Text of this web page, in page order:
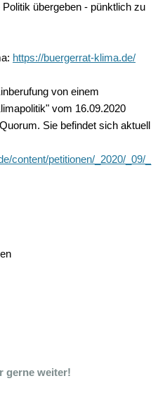
übergeben - pünktlich zu
https://buergerrat-klima.de/
von einem
vom 16.09.2020
Sie befindet sich aktuell
content/petitionen/_2020/_09/_
gerne weiter!